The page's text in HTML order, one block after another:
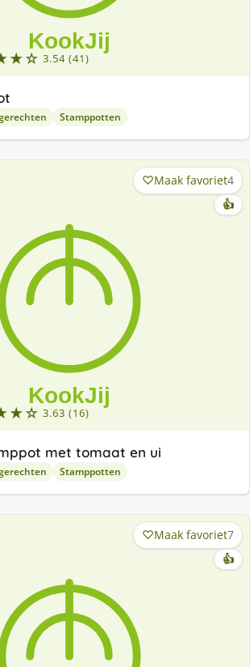
3.54 (41)
Stamppotten
3.63 (16)
Maak favoriet4
👍
met tomaat en ui
Stamppotten
Maak favoriet7
👍